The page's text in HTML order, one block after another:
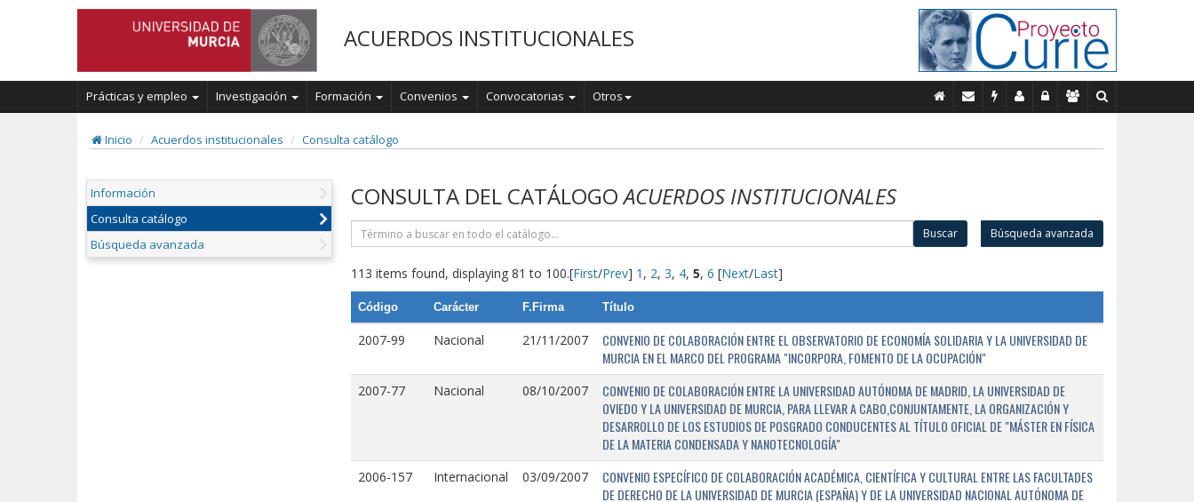
ACUERDOS INSTITUCIONALES
Prácticas y empleo Investigación Formación Convenios Convocatorias Otros
Inicio Acuerdos institucionales Consulta catálogo
Información
Consulta catálogo
Búsqueda avanzada
CONSULTA DEL CATÁLOGOACUERDOS INSTITUCIONALES
Buscar Búsqueda avanzada
113 items found, displaying 81 to 100.[First/Prev] 1 , 2, 3, 4, 5, 6 [Next/Last]
Código Carácter F.Firma Título
2007-99 Nacional 21/11/2007
CONVENIO DE COLABORACIÓN ENTRE EL OBSERVATORIO DE ECONOMÍA SOLIDARIA Y LA UNIVERSIDAD DE
MURCIA EN EL MARCO DEL PROGRAMA "INCORPORA, FOMENTO DE LA OCUPACIÓN"
2007-77 Nacional 08/10/2007
CONVENIO DE COLABORACIÓN ENTRE LA UNIVERSIDAD AUTÓNOMA DE MADRID, LA UNIVERSIDAD DE
OVIEDO Y LA UNIVERSIDAD DE MURCIA, PARA LLEVAR A CABO,CONJUNTAMENTE, LA ORGANIZACIÓN Y
DESARROLLO DE LOS ESTUDIOS DE POSGRADO CONDUCENTES AL TÍTULO OFICIAL DE "MÁSTER EN FÍSICA
DE LA MATERIA CONDENSADA Y NANOTECNOLOGÍA"
2006-157 Internacional 03/09/2007
CONVENIO ESPECÍFICO DE COLABORACIÓN ACADÉMICA, CIENTÍFICA Y CULTURAL ENTRE LAS FACULTADES
DE DERECHO DE LA UNIVERSIDAD DE MURCIA (ESPAÑA) Y DE LA UNIVERSIDAD NACIONAL AUTÓNOMA DE